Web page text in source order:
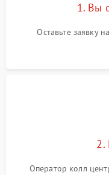
1. Вы
Оставьте заявку
2.
Оператор колл